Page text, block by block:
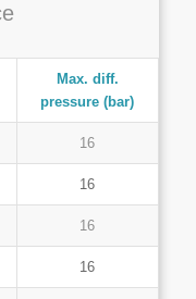
Max. diff.
pressure (bar)
16
16
16
16